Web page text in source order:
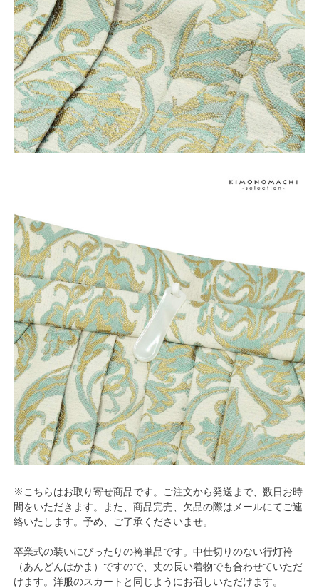
※こちらはお取り寄せ商品です。ご注文から発送まで、数日お時
間をいただきます。また、商品完売、欠品の際はメールにてご連
絡いたします。予め、ご了承くださいませ。
卒業式の装いにぴったりの袴単品です。中仕切りのない行灯袴
（あんどんはかま）ですので、丈の長い着物でも合わせていただ
けます。洋服のスカートと同じようにお召しいただけます。